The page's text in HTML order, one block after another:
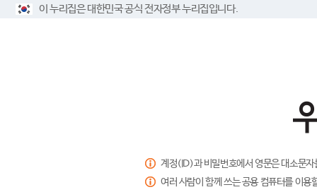
이 누리집은 대한민국 공식 전자정부 누리집입니다.
계정(ID)과 비밀번호에서 영문은 대소문
여러 사람이 함께 쓰는 공용 컴퓨터를 이